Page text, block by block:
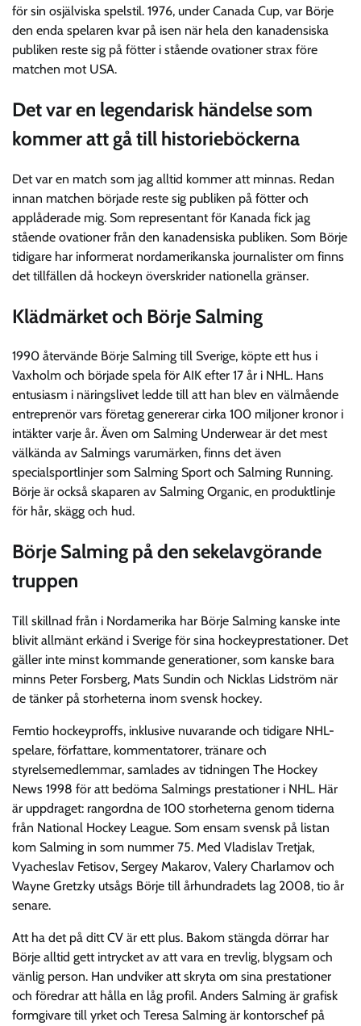
för sin osjälviska spelstil. 1976, under Canada Cup, var Börje
den enda spelaren kvar på isen när hela den kanadensiska
publiken reste sig på fötter i stående ovationer strax före
matchen mot USA.
Det var en legendarisk händelse som
kommer att gå till historieböckerna
Det var en match som jag alltid kommer att minnas. Redan
innan matchen började reste sig publiken på fötter och
applåderade mig. Som representant för Kanada fick jag
stående ovationer från den kanadensiska publiken. Som Börje
tidigare har informerat nordamerikanska journalister om finns
det tillfällen då hockeyn överskrider nationella gränser.
Klädmärket och Börje Salming
1990 återvände Börje Salming till Sverige, köpte ett hus i
Vaxholm och började spela för AIK efter 17 år i NHL. Hans
entusiasm i näringslivet ledde till att han blev en välmående
entreprenör vars företag genererar cirka 100 miljoner kronor i
intäkter varje år. Även om Salming Underwear är det mest
välkända av Salmings varumärken, finns det även
specialsportlinjer som Salming Sport och Salming Running.
Börje är också skaparen av Salming Organic, en produktlinje
för hår, skägg och hud.
Börje Salming på den sekelavgörande
truppen
Till skillnad från i Nordamerika har Börje Salming kanske inte
blivit allmänt erkänd i Sverige för sina hockeyprestationer. Det
gäller inte minst kommande generationer, som kanske bara
minns Peter Forsberg, Mats Sundin och Nicklas Lidström när
de tänker på storheterna inom svensk hockey.
Femtio hockeyproffs, inklusive nuvarande och tidigare NHL-
spelare, författare, kommentatorer, tränare och
styrelsemedlemmar, samlades av tidningen The Hockey
News 1998 för att bedöma Salmings prestationer i NHL. Här
är uppdraget: rangordna de 100 storheterna genom tiderna
från National Hockey League. Som ensam svensk på listan
kom Salming in som nummer 75. Med Vladislav Tretjak,
Vyacheslav Fetisov, Sergey Makarov, Valery Charlamov och
Wayne Gretzky utsågs Börje till århundradets lag 2008, tio år
senare.
Att ha det på ditt CV är ett plus. Bakom stängda dörrar har
Börje alltid gett intrycket av att vara en trevlig, blygsam och
vänlig person. Han undviker att skryta om sina prestationer
och föredrar att hålla en låg profil. Anders Salming är grafisk
formgivare till yrket och Teresa Salming är kontorschef på